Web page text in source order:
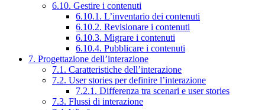
6.10. Gestire i contenuti
6.10.1. L’inventario dei contenuti
6.10.2. Revisionare i contenuti
6.10.3. Migrare i contenuti
6.10.4. Pubblicare i contenuti
7. Progettazione dell’interazione
7.1. Caratteristiche dell’interazione
7.2. User stories per definire l’interazione
7.2.1. Differenza tra scenari e user stories
7.3. Flussi di interazione